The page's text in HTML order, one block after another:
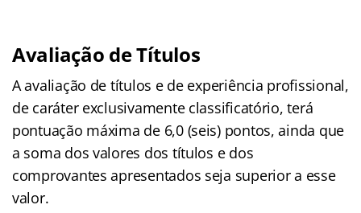
Avaliação de Títulos
A avaliação de títulos e de experiência profissional,
de caráter exclusivamente classificatório, terá
pontuação máxima de 6,0 (seis) pontos, ainda que
a soma dos valores dos títulos e dos
comprovantes apresentados seja superior a esse
valor.